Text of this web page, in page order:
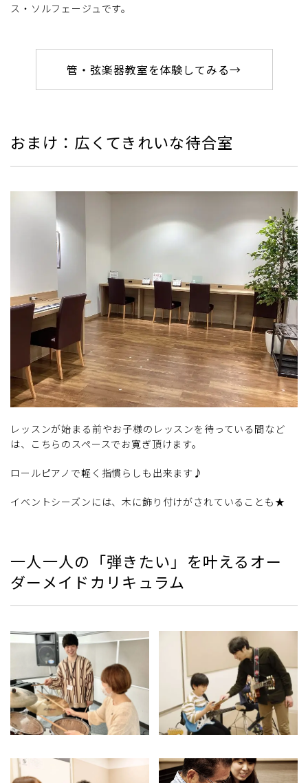
ス・ソルフェージュです。
管・弦楽器教室を体験してみる→
おまけ：広くてきれいな待合室
レッスンが始まる前やお子様のレッスンを待っている間など
は、こちらのスペースでお寛ぎ頂けます。
ロールピアノで軽く指慣らしも出来ます♪
イベントシーズンには、木に飾り付けがされていることも★
一人一人の「弾きたい」を叶えるオー
ダーメイドカリキュラム